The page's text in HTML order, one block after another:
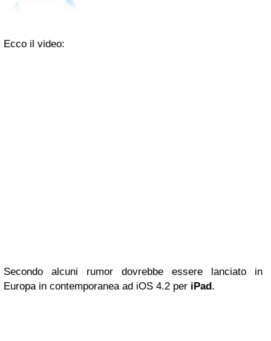
Ecco il video:
Secondo alcuni rumor dovrebbe essere lanciato in
Europa in contemporanea ad iOS 4.2 per iPad.